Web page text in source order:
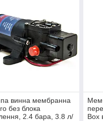
винна мембранна
без блока
2.4 бара, 3.8 л/
Box